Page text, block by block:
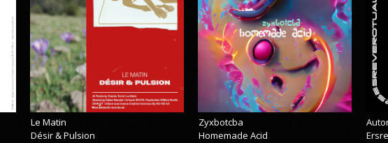
Le Matin
Désir & Pulsion
Zyxbotcba
Homemade Acid